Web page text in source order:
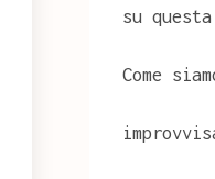
su
Come